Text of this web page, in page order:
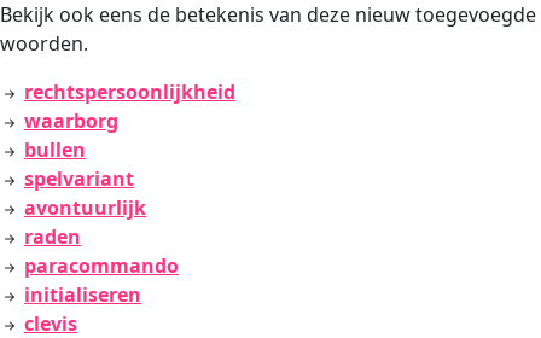
Bekijk ook eens de betekenis van deze nieuw toegevoegde
woorden.
rechtspersoonlijkheid
waarborg
bullen
spelvariant
avontuurlijk
raden
paracommando
initialiseren
clevis